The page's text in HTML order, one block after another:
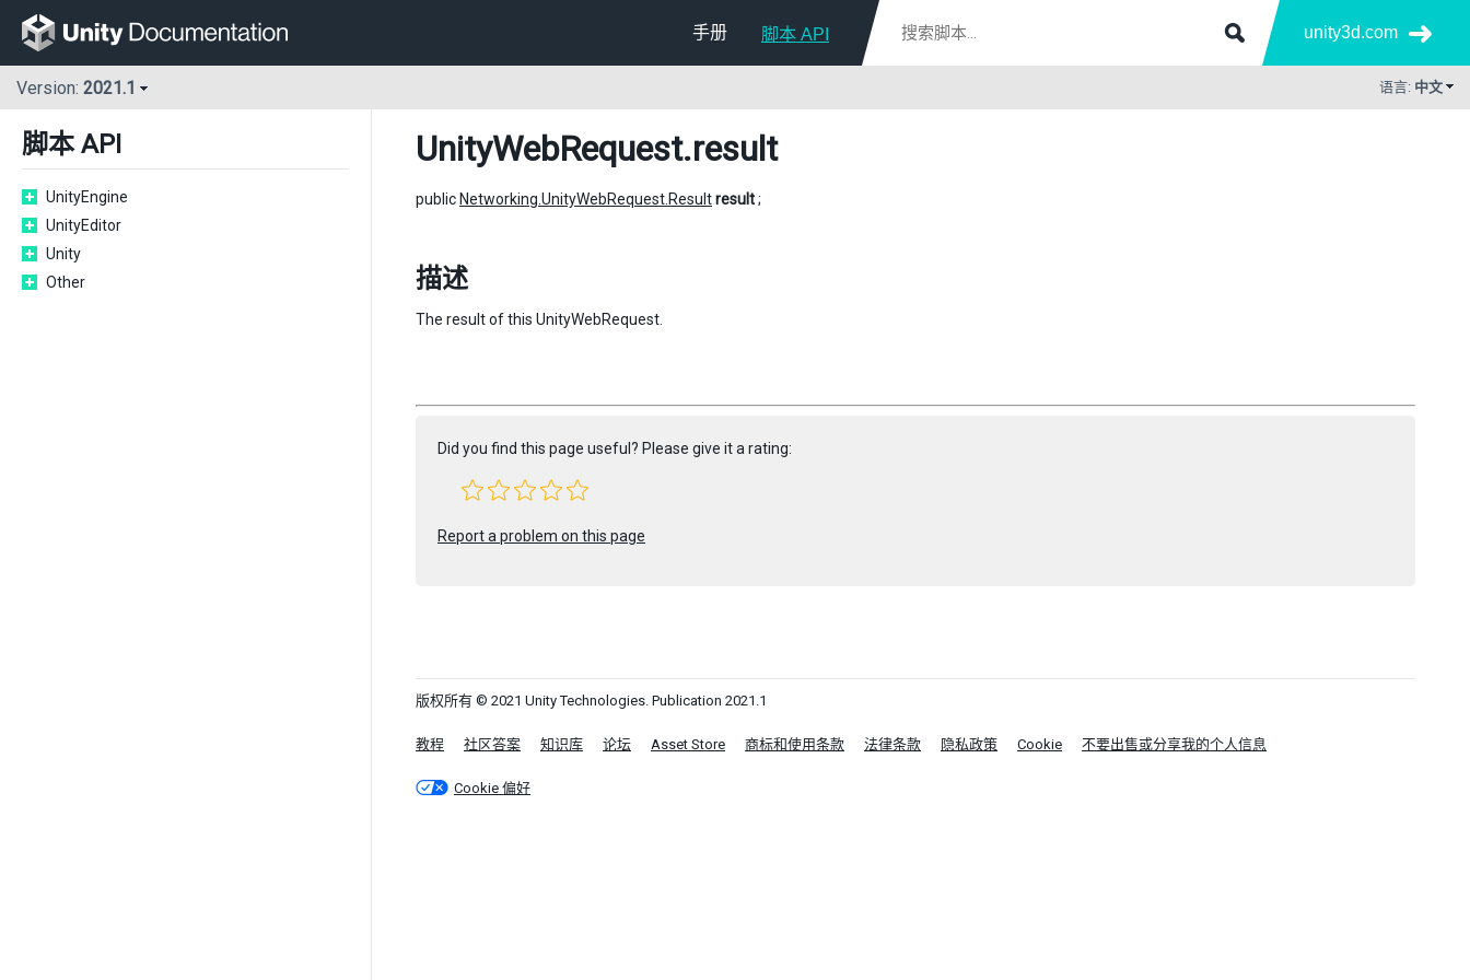
手册 脚本 API unity3d.com
Version: 2021.1 语言: 中文
脚本 API
UnityEngine
UnityEditor
Unity
Other
UnityWebRequest.result
public Networking.UnityWebRequest.Resultresult;
描述
The result of this UnityWebRequest.
Did you find this page useful? Please give it a rating:
Report a problem on this page
版权所有 © 2021 Unity Technologies. Publication 2021.1
教程 社区答案 知识库 论坛 Asset Store 商标和使用条款 法律条款 隐私政策 Cookie 不要出售或分享我的个人信息
Cookie 偏好